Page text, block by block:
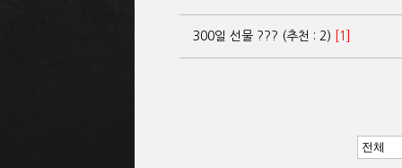
300일 선물 ??? (추천 : 2) [1]